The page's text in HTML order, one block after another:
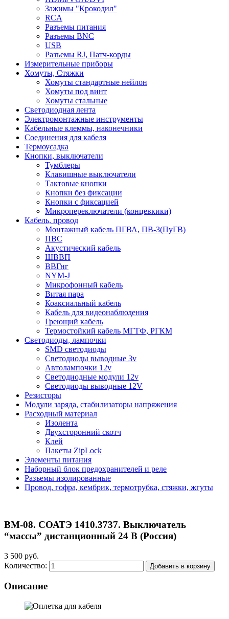
Зажимы "Крокодил"
RCA
Разъемы питания
Разъемы BNC
USB
Разъемы RJ, Патч-корды
Измерительные приборы
Хомуты, Стяжки
Хомуты стандартные нейлон
Хомуты под винт
Хомуты стальные
Светодиодная лента
Электромонтажные инструменты
Кабельные клеммы, наконечники
Соединения для кабеля
Термоусадка
Кнопки, выключатели
Тумблеры
Клавишные выключатели
Тактовые кнопки
Кнопки без фиксации
Кнопки с фиксацией
Микропереключатели (концевкики)
Кабель, провод
Монтажный кабель ПГВА, ПВ-3(ПуГВ)
ПВС
Акустический кабель
ШВВП
ВВГнг
NYM-J
Микрофонный кабель
Витая пара
Коаксиальный кабель
Кабель для видеонаблюдения
Греющий кабель
Термостойкий кабель МГТФ, РГКМ
Светодиоды, лампочки
SMD светодиоды
Светодиоды выводные 3v
Автолампочки 12v
Светодиодные модули 12v
Светодиоды выводные 12V
Резисторы
Модули заряда, стабилизаторы напряжения
Расходный материал
Изолента
Двухсторонний скотч
Клей
Пакеты ZipLock
Элементы питания
Наборный блок предохранителей и реле
Разъемы изолированные
Провод, гофра, кембрик, термотрубка, стяжки, жгуты
ВМ-08. СОАТЭ 1410.3737. Выключатель
“массы” дистанционный 24 В (Россия)
3 500 руб.
Количество:
Добавить в корзину
Описание